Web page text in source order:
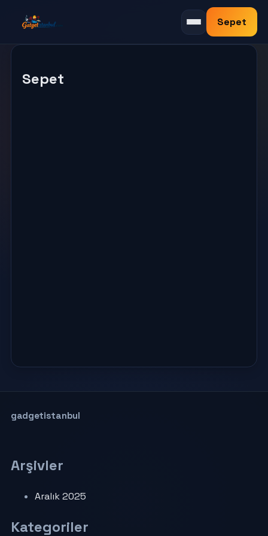
Menüyü aç/kapat
Sepet
Sepet
gadgetistanbul
Arşivler
Aralık 2025
Kategoriler